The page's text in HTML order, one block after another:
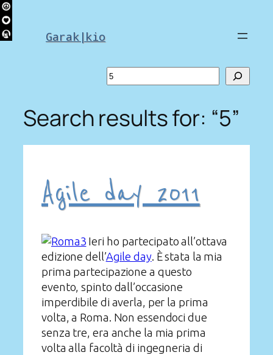
Skip
to
content Garak|kio
Search
Search results for: “5”
Agile day 2011
Ieri ho partecipato all’ottava
edizione dell’Agile day. È stata la mia
prima partecipazione a questo
evento, spinto dall’occasione
imperdibile di averla, per la prima
volta, a Roma. Non essendoci due
senza tre, era anche la mia prima
volta alla facoltà di ingegneria di